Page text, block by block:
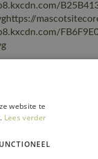
203-1809
overall met
website te
Lees verder